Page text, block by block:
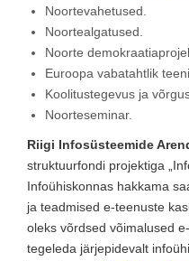
Noortevahetused.
Noortealgatused.
Noorte
Euroopa vabatahtlik
Koolitustegevus ja
Noorteseminar.
Riigi Infosüsteemide
struktuurfondi projektiga
Infoühiskonnas hakkama
ja teadmised e-teenuste
oleks võrdsed võimalused
tegeleda järjepidevalt